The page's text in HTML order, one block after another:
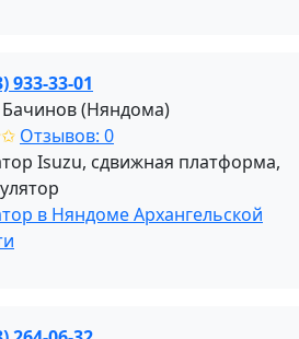
933-33-01
(Няндома)
Отзывов: 0
Isuzu, сдвижная платформа,
в Няндоме Архангельской